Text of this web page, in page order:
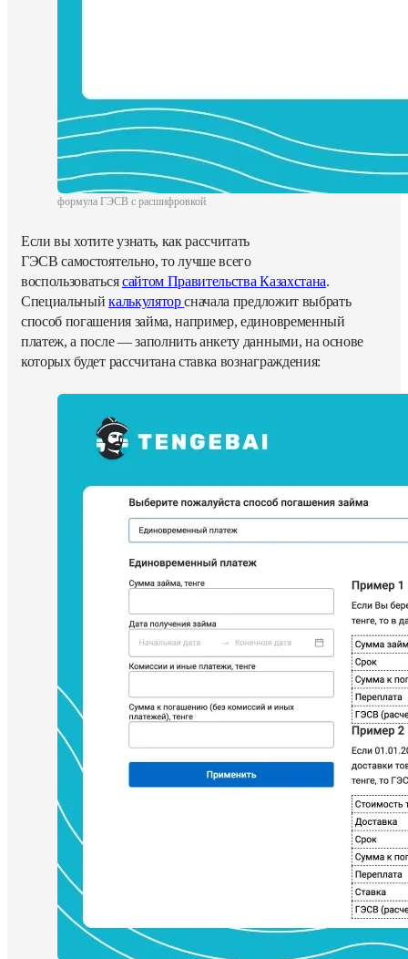
формула ГЭСВ с расшифровкой
Если вы хотите узнать, как рассчитать
ГЭСВсамостоятельно, то лучше всего
воспользоватьсясайтом Правительства Казахстана.
Специальныйкалькуляторсначала предложит выбрать
способ погашения займа, например, единовременный
платеж, а после — заполнить анкету данными, на основе
которых будет рассчитана ставка вознаграждения: